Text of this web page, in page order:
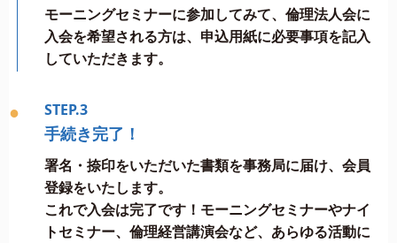
モーニングセミナーに参加してみて、倫理法人会に
入会を希望される方は、申込用紙に必要事項を記入
していただきます。
● STEP.3
手続き完了！
署名・捺印をいただいた書類を事務局に届け、会員
登録をいたします。
これで入会は完了です！モーニングセミナーやナイ
トセミナー、倫理経営講演会など、あらゆる活動に